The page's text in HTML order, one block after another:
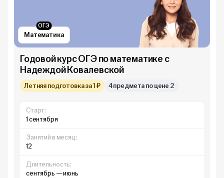
Математика
ОГЭ
Годовой курс ОГЭ по математике с
Надеждой Ковалевской
Летняя подготовка за 1 ₽ 4 предмета по цене 2
Старт:
1 сентября
Занятий в месяц:
12
Длительность:
сентябрь — июнь